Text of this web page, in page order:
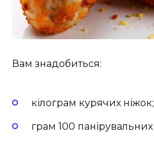
Вам знадобиться:
кілограм курячих ніжок;
грам 100 панірувальних